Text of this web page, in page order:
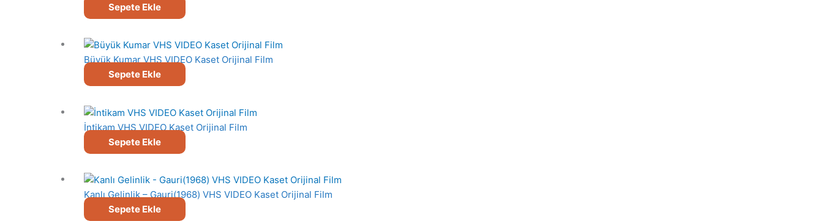
Sepete Ekle
Büyük Kumar VHS VIDEO Kaset Orijinal Film
Sepete Ekle
İntikam VHS VIDEO Kaset Orijinal Film
Sepete Ekle
Kanlı Gelinlik – Gauri(1968) VHS VIDEO Kaset Orijinal Film
Sepete Ekle